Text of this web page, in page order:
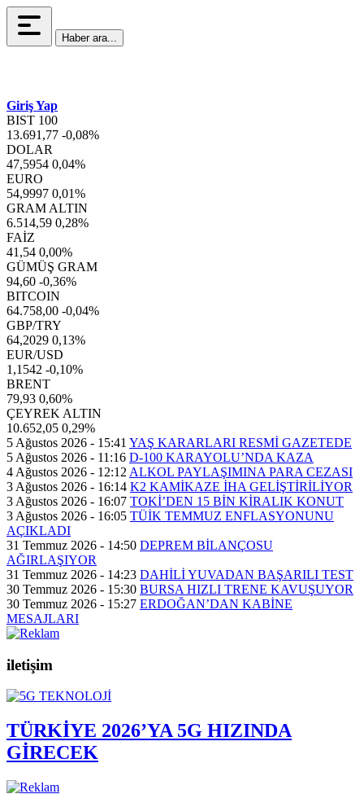
Haber ara...
Giriş Yap
BIST 100
13.691,77 -0,08%
DOLAR
47,5954 0,04%
EURO
54,9997 0,01%
GRAM ALTIN
6.514,59 0,28%
FAİZ
41,54 0,00%
GÜMÜŞ GRAM
94,60 -0,36%
BITCOIN
64.758,00 -0,04%
GBP/TRY
64,2029 0,13%
EUR/USD
1,1542 -0,10%
BRENT
79,93 0,60%
ÇEYREK ALTIN
10.652,05 0,29%
5 Ağustos 2026 - 15:41 YAŞ KARARLARI RESMİ GAZETEDE
5 Ağustos 2026 - 11:16 D-100 KARAYOLU’NDA KAZA
4 Ağustos 2026 - 12:12 ALKOL PAYLAŞIMINA PARA CEZASI
3 Ağustos 2026 - 16:14 K2 KAMİKAZE İHA GELİŞTİRİLİYOR
3 Ağustos 2026 - 16:07 TOKİ’DEN 15 BİN KİRALIK KONUT
3 Ağustos 2026 - 16:05 TÜİK TEMMUZ ENFLASYONUNU
AÇIKLADI
31 Temmuz 2026 - 14:50 DEPREM BİLANÇOSU
AĞIRLAŞIYOR
31 Temmuz 2026 - 14:23 DAHİLİ YUVADAN BAŞARILI TEST
30 Temmuz 2026 - 15:30 BURSA HIZLI TRENE KAVUŞUYOR
30 Temmuz 2026 - 15:27 ERDOĞAN’DAN KABİNE
MESAJLARI
iletişim
TÜRKİYE 2026’YA 5G HIZINDA
GİRECEK